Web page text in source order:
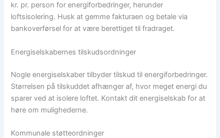
kr. pr. person for energiforbedringer, herunder
loftsisolering. Husk at gemme fakturaen og betale via
bankoverførsel for at være berettiget til fradraget.
Energiselskabernes tilskudsordninger
Nogle energiselskaber tilbyder tilskud til energiforbedringer.
Størrelsen på tilskuddet afhænger af, hvor meget energi du
sparer ved at isolere loftet. Kontakt dit energiselskab for at
høre om mulighederne.
Kommunale støtteordninger